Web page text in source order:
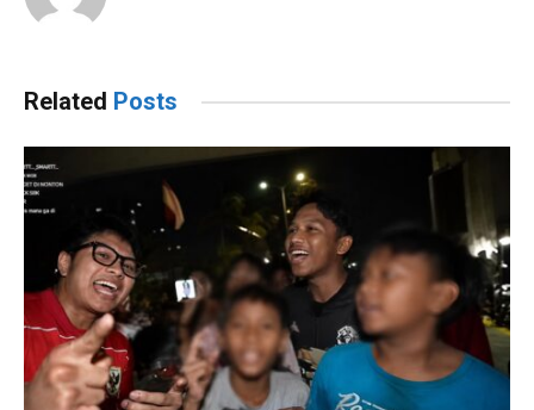
Related Posts